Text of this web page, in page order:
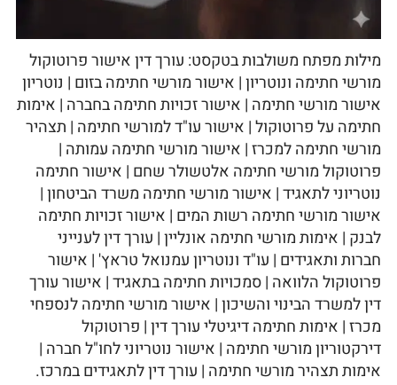
מילות מפתח משולבות בטקסט: עורך דין אישור פרוטוקול
מורשי חתימה ונוטריון | אישור מורשי חתימה בזום | נוטריון
אישור מורשי חתימה | אישור זכויות חתימה בחברה | אימות
חתימה על פרוטוקול | אישור עו"ד למורשי חתימה | תצהיר
מורשי חתימה למכרז | אישור מורשי חתימה עמותה |
פרוטוקול מורשי חתימה אלטשולר שחם | אישור חתימה
נוטריוני לתאגיד | אישור מורשי חתימה משרד הביטחון |
אישור מורשי חתימה רשות המים | אישור זכויות חתימה
לבנק | אימות מורשי חתימה אונליין | עורך דין לענייני
חברות ותאגידים | עו"ד ונוטריון עמנואל טראץ' | אישור
פרוטוקול הלוואה | סמכויות חתימה בתאגיד | אישור עורך
דין למשרד הבינוי והשיכון | אישור מורשי חתימה לנספחי
מכרז | אימות חתימה דיגיטלי עורך דין | פרוטוקול
דירקטוריון מורשי חתימה | אישור נוטריוני לחו"ל חברה |
אימות תצהיר מורשי חתימה | עורך דין לתאגידים במרכז.